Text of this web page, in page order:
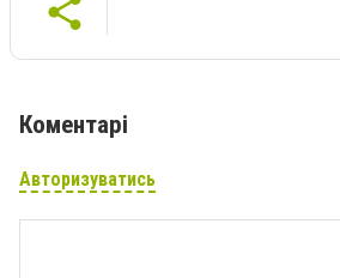
Коментарі
Авторизуватись